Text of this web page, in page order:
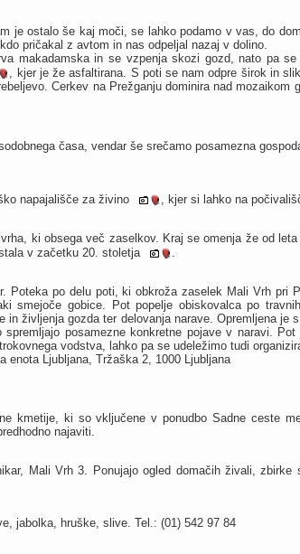
je ostalo še kaj moči, se lahko podamo v vas, do
pričakal z avtom in nas odpeljal nazaj v dolino.
makadamska in se vzpenja skozi gozd, nato pa
, kjer je že asfaltirana. S poti se nam odpre širok in
Cerkev na Prežganju dominira nad mozaikom
časa, vendar še srečamo posamezna
napajališče za živino
, kjer si lahko na
ki obsega več zaselkov. Kraj se omenja že od
v začetku 20. stoletja
.
Poteka po delu poti, ki obkroža zaselek Mali Vrh pri
smejoče gobice. Pot popelje obiskovalca po
in življenja gozda ter delovanja narave. Opremljena je
posamezne konkretne pojave v naravi.
vodstva, lahko pa se udeležimo tudi
enota Ljubljana, Tržaška 2, 1000 Ljubljana
kmetije, ki so vključene v ponudbo Sadne ceste
najaviti.
Mali Vrh 3. Ponujajo ogled domačih živali, zbirke
jabolka, hruške, slive. Tel.: (01) 542 97 84